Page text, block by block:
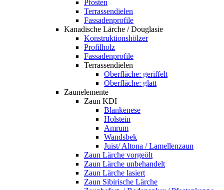
Pfosten
Terrassendielen
Fassadenprofile
Kanadische Lärche / Douglasie
Konstruktionshölzer
Profilholz
Fassadenprofile
Terrassendielen
Oberfläche: geriffelt
Oberfläche: glatt
Zaunelemente
Zaun KDI
Blankenese
Holstein
Amrum
Wandsbek
Juist/ Altona / Lamellenzaun
Zaun Lärche vorgeölt
Zaun Lärche unbehandelt
Zaun Lärche lasiert
Zaun Sibirische Lärche